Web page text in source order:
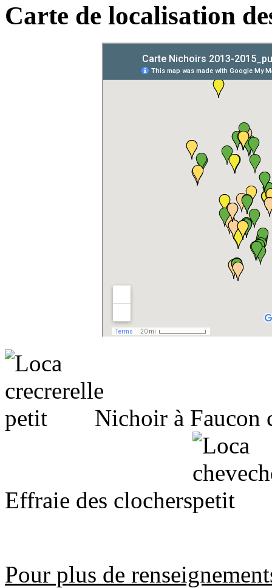
Carte de localisation
Nichoir à Faucon
Effraie des clochers
Pour plus de